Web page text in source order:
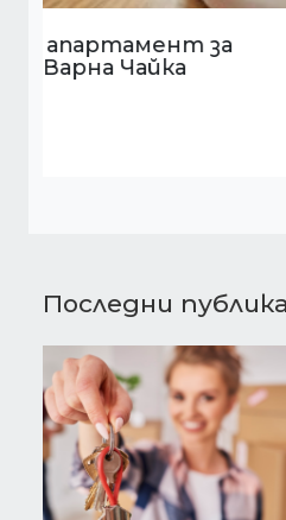
Двустаен
продажба Варна
Последни